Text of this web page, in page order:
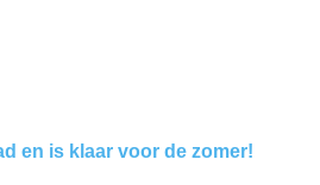
en is klaar voor de zomer!